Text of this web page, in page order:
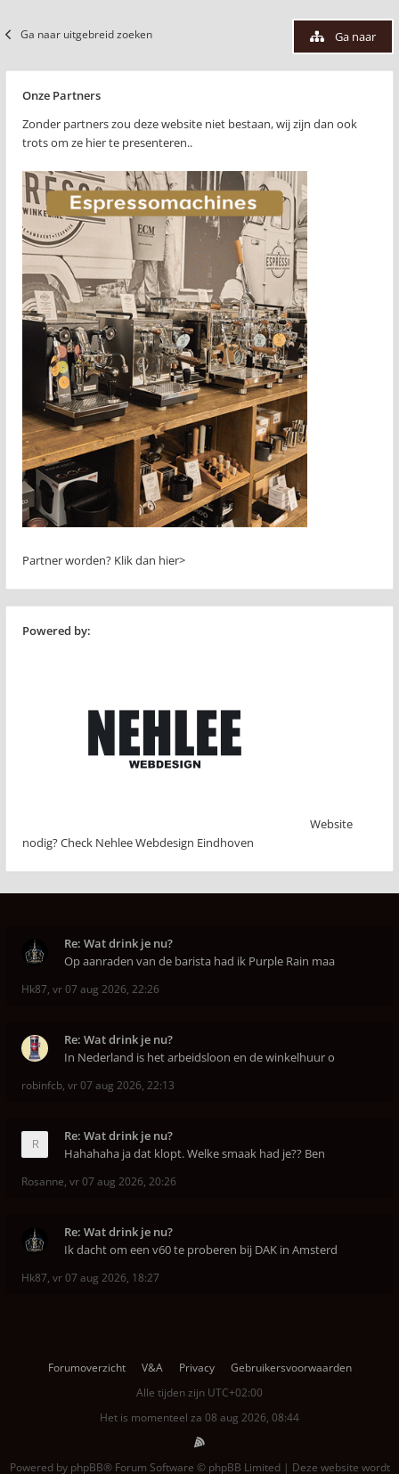
Ga naar uitgebreid zoeken Ga naar
Onze Partners
Zonder partners zou deze website niet bestaan, wij zijn dan ook
trots om ze hier te presenteren..
Partner worden? Klik dan hier>
Powered by:
Website
nodig? Check Nehlee Webdesign Eindhoven
Re: Wat drink je nu?
Op aanraden van de barista had ik Purple Rain maa
Hk87, vr 07 aug 2026, 22:26
Re: Wat drink je nu?
In Nederland is het arbeidsloon en de winkelhuur o
robinfcb, vr 07 aug 2026, 22:13
Re: Wat drink je nu?
Hahahaha ja dat klopt. Welke smaak had je?? Ben
Rosanne, vr 07 aug 2026, 20:26
Re: Wat drink je nu?
Ik dacht om een v60 te proberen bij DAK in Amsterd
Hk87, vr 07 aug 2026, 18:27
Forumoverzicht V&A Privacy
Gebruikersvoorwaarden
Alle tijden zijn UTC+02:00
Het is momenteel za 08 aug 2026, 08:44
Powered by phpBB® Forum Software © phpBB Limited | Deze website wordt